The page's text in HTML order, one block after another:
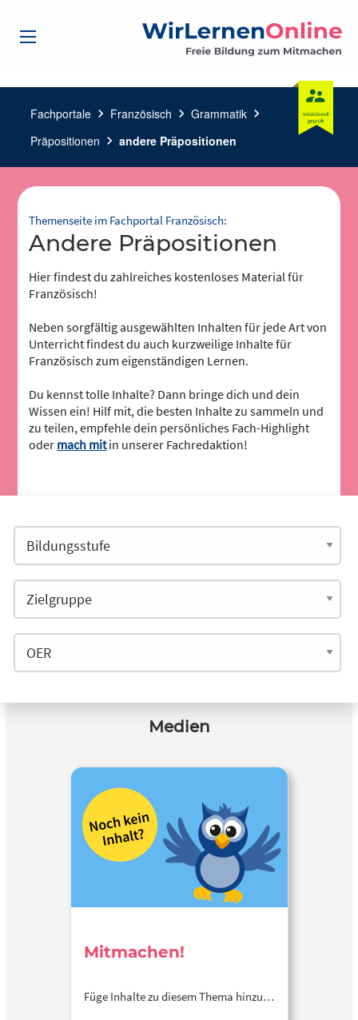
Fachportale chevron_right Französisch chevron_right Grammatik chevron_right
Präpositionen chevron_right andere Präpositionen
Themenseite im Fachportal Französisch:
andere Präpositionen
Hier findest du zahlreiches kostenloses Material für
Französisch!
Neben sorgfältig ausgewählten Inhalten für jede Art von
Unterricht findest du auch kurzweilige Inhalte für
Französisch zum eigenständigen Lernen.
Du kennst tolle Inhalte? Dann bringe dich und dein
Wissen ein! Hilf mit, die besten Inhalte zu sammeln und
zu teilen, empfehle dein persönliches Fach-Highlight
oder mach mitin unserer Fachredaktion!
Medien
Mitmachen!
Füge Inhalte zu diesem Thema hinzu…